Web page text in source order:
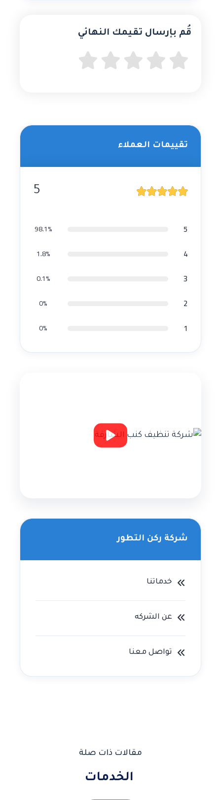
قُم بإرسال تقيمك النهائي
تقييمات العملاء
5
5
98.1%
4
1.8%
3
0.1%
2
0%
1
0%
شركة ركن التطور
خدماتنا
عن الشركه
تواصل معنا
مقالات ذات صلة
الخدمات